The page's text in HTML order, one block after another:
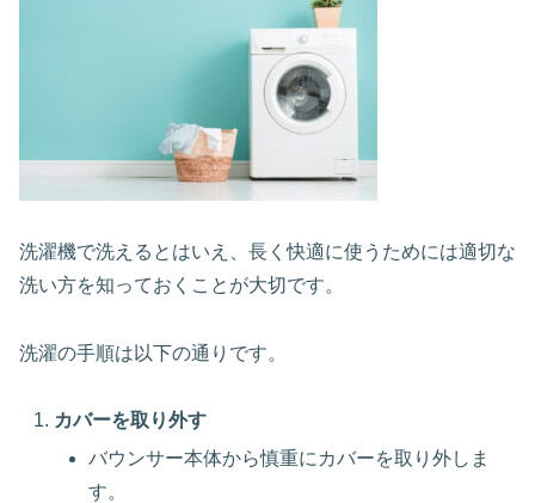
洗濯機で洗えるとはいえ、長く快適に使うためには適切な
洗い方を知っておくことが大切です。
洗濯の手順は以下の通りです。
カバーを取り外す
バウンサー本体から慎重にカバーを取り外しま
す。